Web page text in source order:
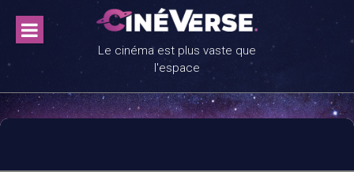
content
Le cinéma est plus vaste que
l'espace